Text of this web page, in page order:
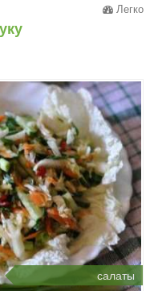
Легко
салаты